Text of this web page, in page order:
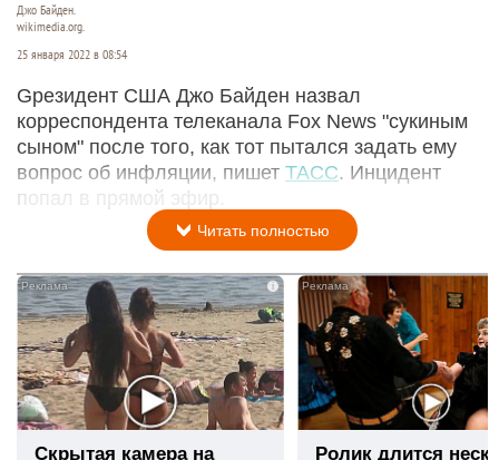
Джо Байден.
wikimedia.org.
25 января 2022 в 08:54
Gрезидент США Джо Байден назвал
корреспондента телеканала Fox News "сукиным
сыном" после того, как тот пытался задать ему
вопрос об инфляции, пишет ТАСС. Инцидент
попал в прямой эфир.
Читать полностью
i
Скрытая камера на
Ролик длится